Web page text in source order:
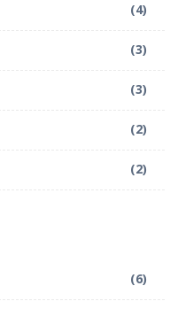
(4)
(3)
(3)
(2)
(2)
(6)